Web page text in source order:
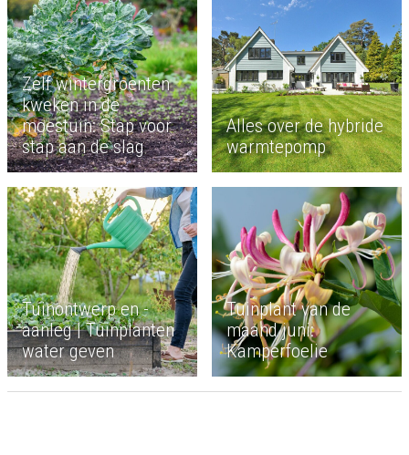
Zelf wintergroenten
kweken in de
moestuin: Stap voor
stap aan de slag
Alles over de hybride
warmtepomp
Tuinontwerp en -
aanleg | Tuinplanten
water geven
Tuinplant van de
maand juni:
Kamperfoelie